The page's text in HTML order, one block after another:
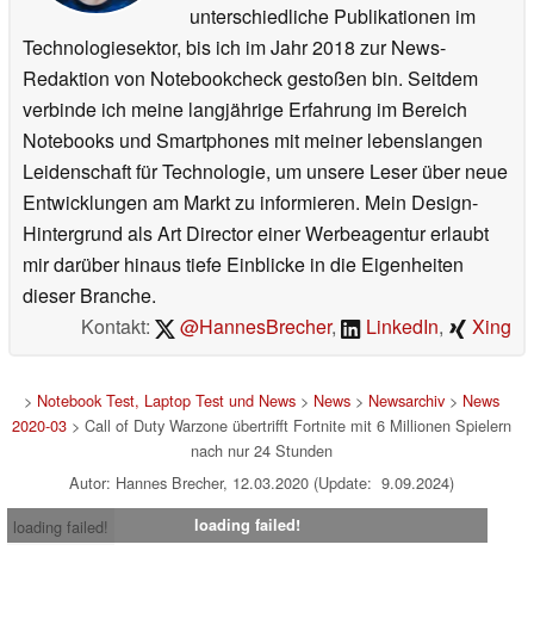
unterschiedliche Publikationen im
Technologiesektor, bis ich im Jahr 2018 zur News-
Redaktion von Notebookcheck gestoßen bin. Seitdem
verbinde ich meine langjährige Erfahrung im Bereich
Notebooks und Smartphones mit meiner lebenslangen
Leidenschaft für Technologie, um unsere Leser über neue
Entwicklungen am Markt zu informieren. Mein Design-
Hintergrund als Art Director einer Werbeagentur erlaubt
mir darüber hinaus tiefe Einblicke in die Eigenheiten
dieser Branche.
Kontakt:
@HannesBrecher, LinkedIn, Xing
> Notebook Test, Laptop Test und News> News> Newsarchiv> News
2020-03> Call of Duty Warzone übertrifft Fortnite mit 6 Millionen Spielern
nach nur 24 Stunden
Autor: Hannes Brecher, 12.03.2020 (Update: 9.09.2024)
loading failed!
loading failed!